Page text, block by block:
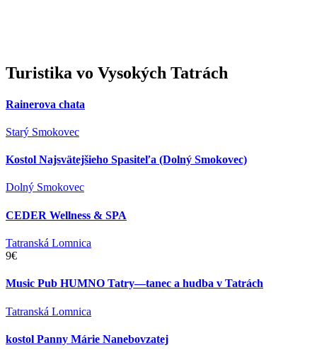
Turistika vo Vysokých Tatrách
Rainerova chata
Starý Smokovec
Kostol Najsvätejšieho Spasiteľa (Dolný Smokovec)
Dolný Smokovec
CEDER Wellness & SPA
Tatranská Lomnica
9€
Music Pub HUMNO Tatry—tanec a hudba v Tatrách
Tatranská Lomnica
kostol Panny Márie Nanebovzatej